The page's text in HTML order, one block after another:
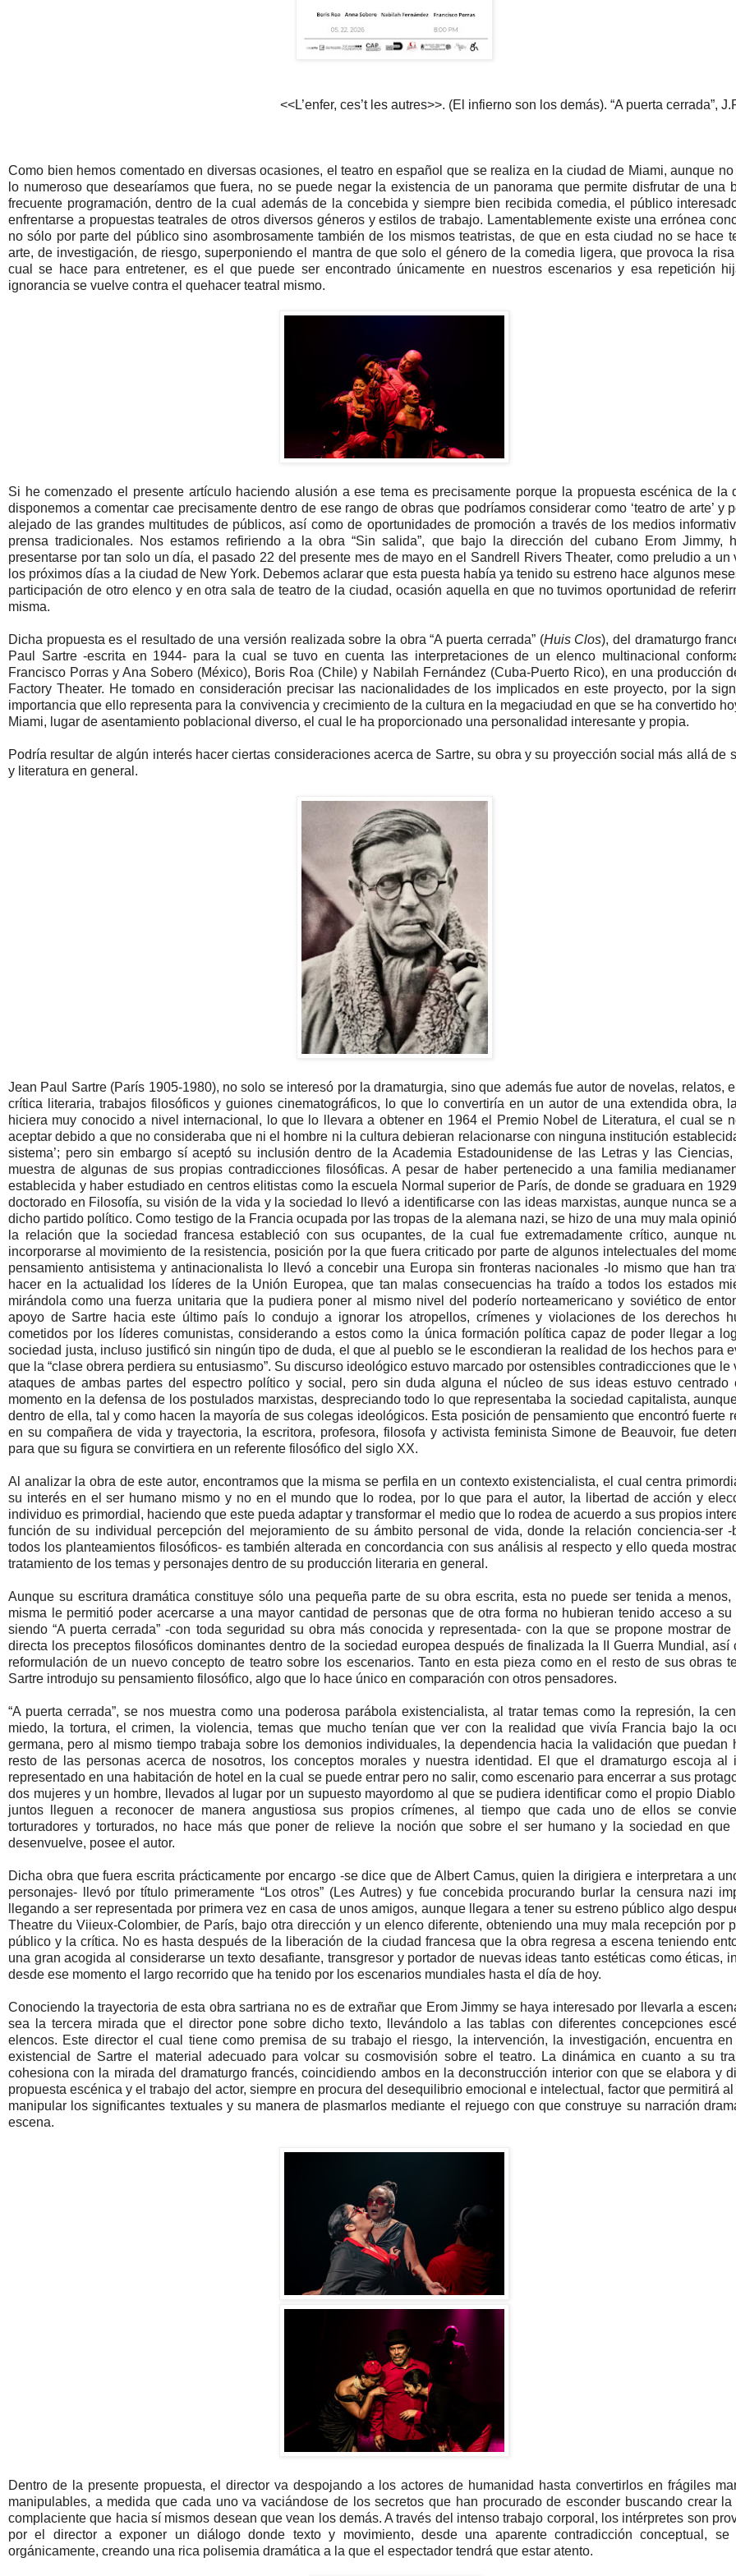
<<L’enfer, ces’t les autres>>. (El infierno son los demás). “A puerta cerrada”,
Como bien hemos comentado en diversas ocasiones, el teatro en español que se realiza en la ciudad de Miami, aunque
lo numeroso que desearíamos que fuera, no se puede negar la existencia de un panorama que permite disfrutar de una
frecuente programación, dentro de la cual además de la concebida y siempre bien recibida comedia, el público
enfrentarse a propuestas teatrales de otros diversos géneros y estilos de trabajo. Lamentablemente existe una errónea
no sólo por parte del público sino asombrosamente también de los mismos teatristas, de que en esta ciudad no se hace
arte, de investigación, de riesgo, superponiendo el mantra de que solo el género de la comedia ligera, que provoca la risa
cual se hace para entretener, es el que puede ser encontrado únicamente en nuestros escenarios y esa repetición
ignorancia se vuelve contra el quehacer teatral mismo.
Si he comenzado el presente artículo haciendo alusión a ese tema es precisamente porque la propuesta escénica de la
disponemos a comentar cae precisamente dentro de ese rango de obras que podríamos considerar como ‘teatro de arte’ y
alejado de las grandes multitudes de públicos, así como de oportunidades de promoción a través de los medios
prensa tradicionales. Nos estamos refiriendo a la obra “Sin salida”, que bajo la dirección del cubano Erom Jimmy,
presentarse por tan solo un día, el pasado 22 del presente mes de mayo en el Sandrell Rivers Theater, como preludio a un
los próximos días a la ciudad de New York. Debemos aclarar que esta puesta había ya tenido su estreno hace algunos
participación de otro elenco y en otra sala de teatro de la ciudad, ocasión aquella en que no tuvimos oportunidad de
misma.
Dicha propuesta es el resultado de una versión realizada sobre la obra “A puerta cerrada” (Huis Clos), del dramaturgo
Paul Sartre -escrita en 1944- para la cual se tuvo en cuenta las interpretaciones de un elenco multinacional
Francisco Porras y Ana Sobero (México), Boris Roa (Chile) y Nabilah Fernández (Cuba-Puerto Rico), en una producción
Factory Theater. He tomado en consideración precisar las nacionalidades de los implicados en este proyecto, por la
importancia que ello representa para la convivencia y crecimiento de la cultura en la megaciudad en que se ha convertido
Miami, lugar de asentamiento poblacional diverso, el cual le ha proporcionado una personalidad interesante y propia.
Podría resultar de algún interés hacer ciertas consideraciones acerca de Sartre, su obra y su proyección social más allá de
y literatura en general.
Jean Paul Sartre (París 1905-1980), no solo se interesó por la dramaturgia, sino que además fue autor de novelas, relatos,
crítica literaria, trabajos filosóficos y guiones cinematográficos, lo que lo convertiría en un autor de una extendida obra,
hiciera muy conocido a nivel internacional, lo que lo llevara a obtener en 1964 el Premio Nobel de Literatura, el cual se
aceptar debido a que no consideraba que ni el hombre ni la cultura debieran relacionarse con ninguna institución
sistema’; pero sin embargo sí aceptó su inclusión dentro de la Academia Estadounidense de las Letras y las
muestra de algunas de sus propias contradicciones filosóficas. A pesar de haber pertenecido a una familia
establecida y haber estudiado en centros elitistas como la escuela Normal superior de París, de donde se graduara en
doctorado en Filosofía, su visión de la vida y la sociedad lo llevó a identificarse con las ideas marxistas, aunque nunca se
dicho partido político. Como testigo de la Francia ocupada por las tropas de la alemana nazi, se hizo de una muy mala
la relación que la sociedad francesa estableció con sus ocupantes, de la cual fue extremadamente crítico, aunque
incorporarse al movimiento de la resistencia, posición por la que fuera criticado por parte de algunos intelectuales del
pensamiento antisistema y antinacionalista lo llevó a concebir una Europa sin fronteras nacionales -lo mismo que han
hacer en la actualidad los líderes de la Unión Europea, que tan malas consecuencias ha traído a todos los estados
mirándola como una fuerza unitaria que la pudiera poner al mismo nivel del poderío norteamericano y soviético de
apoyo de Sartre hacia este último país lo condujo a ignorar los atropellos, crímenes y violaciones de los derechos
cometidos por los líderes comunistas, considerando a estos como la única formación política capaz de poder llegar a
sociedad justa, incluso justificó sin ningún tipo de duda, el que al pueblo se le escondieran la realidad de los hechos para
que la “clase obrera perdiera su entusiasmo”. Su discurso ideológico estuvo marcado por ostensibles contradicciones que le
ataques de ambas partes del espectro político y social, pero sin duda alguna el núcleo de sus ideas estuvo centrado
momento en la defensa de los postulados marxistas, despreciando todo lo que representaba la sociedad capitalista,
dentro de ella, tal y como hacen la mayoría de sus colegas ideológicos. Esta posición de pensamiento que encontró fuerte
en su compañera de vida y trayectoria, la escritora, profesora, filosofa y activista feminista Simone de Beauvoir, fue
para que su figura se convirtiera en un referente filosófico del siglo XX.
Al analizar la obra de este autor, encontramos que la misma se perfila en un contexto existencialista, el cual centra
su interés en el ser humano mismo y no en el mundo que lo rodea, por lo que para el autor, la libertad de acción y
individuo es primordial, haciendo que este pueda adaptar y transformar el medio que lo rodea de acuerdo a sus propios
función de su individual percepción del mejoramiento de su ámbito personal de vida, donde la relación conciencia-ser -
todos los planteamientos filosóficos- es también alterada en concordancia con sus análisis al respecto y ello queda
tratamiento de los temas y personajes dentro de su producción literaria en general.
Aunque su escritura dramática constituye sólo una pequeña parte de su obra escrita, esta no puede ser tenida a menos,
misma le permitió poder acercarse a una mayor cantidad de personas que de otra forma no hubieran tenido acceso a su
siendo “A puerta cerrada” -con toda seguridad su obra más conocida y representada- con la que se propone mostrar de
directa los preceptos filosóficos dominantes dentro de la sociedad europea después de finalizada la II Guerra Mundial, así
reformulación de un nuevo concepto de teatro sobre los escenarios. Tanto en esta pieza como en el resto de sus obras
Sartre introdujo su pensamiento filosófico, algo que lo hace único en comparación con otros pensadores.
“A puerta cerrada”, se nos muestra como una poderosa parábola existencialista, al tratar temas como la represión, la
miedo, la tortura, el crimen, la violencia, temas que mucho tenían que ver con la realidad que vivía Francia bajo la
germana, pero al mismo tiempo trabaja sobre los demonios individuales, la dependencia hacia la validación que puedan
resto de las personas acerca de nosotros, los conceptos morales y nuestra identidad. El que el dramaturgo escoja al
representado en una habitación de hotel en la cual se puede entrar pero no salir, como escenario para encerrar a sus
dos mujeres y un hombre, llevados al lugar por un supuesto mayordomo al que se pudiera identificar como el propio
juntos lleguen a reconocer de manera angustiosa sus propios crímenes, al tiempo que cada uno de ellos se
torturadores y torturados, no hace más que poner de relieve la noción que sobre el ser humano y la sociedad en que
desenvuelve, posee el autor.
Dicha obra que fuera escrita prácticamente por encargo -se dice que de Albert Camus, quien la dirigiera e interpretara a
personajes- llevó por título primeramente “Los otros” (Les Autres) y fue concebida procurando burlar la censura nazi
llegando a ser representada por primera vez en casa de unos amigos, aunque llegara a tener su estreno público algo
Theatre du Viieux-Colombier, de París, bajo otra dirección y un elenco diferente, obteniendo una muy mala recepción por
público y la crítica. No es hasta después de la liberación de la ciudad francesa que la obra regresa a escena teniendo
una gran acogida al considerarse un texto desafiante, transgresor y portador de nuevas ideas tanto estéticas como éticas,
desde ese momento el largo recorrido que ha tenido por los escenarios mundiales hasta el día de hoy.
Conociendo la trayectoria de esta obra sartriana no es de extrañar que Erom Jimmy se haya interesado por llevarla a
sea la tercera mirada que el director pone sobre dicho texto, llevándolo a las tablas con diferentes concepciones
elencos. Este director el cual tiene como premisa de su trabajo el riesgo, la intervención, la investigación, encuentra
existencial de Sartre el material adecuado para volcar su cosmovisión sobre el teatro. La dinámica en cuanto a su
cohesiona con la mirada del dramaturgo francés, coincidiendo ambos en la deconstrucción interior con que se elabora y
propuesta escénica y el trabajo del actor, siempre en procura del desequilibrio emocional e intelectual, factor que permitirá
manipular los significantes textuales y su manera de plasmarlos mediante el rejuego con que construye su narración
escena.
Dentro de la presente propuesta, el director va despojando a los actores de humanidad hasta convertirlos en frágiles
manipulables, a medida que cada uno va vaciándose de los secretos que han procurado de esconder buscando crear la
complaciente que hacia sí mismos desean que vean los demás. A través del intenso trabajo corporal, los intérpretes son
por el director a exponer un diálogo donde texto y movimiento, desde una aparente contradicción conceptual, se
orgánicamente, creando una rica polisemia dramática a la que el espectador tendrá que estar atento.